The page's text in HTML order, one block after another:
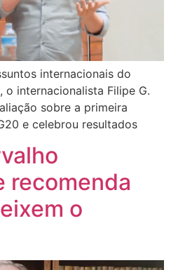
internacionais do
o internacionalista Filipe G.
sobre a primeira
e celebrou resultados
recomenda
o